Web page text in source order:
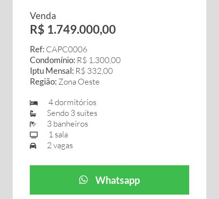
Venda
R$ 1.749.000,00
Ref: CAPC0006
Condomínio: R$ 1.300,00
Iptu Mensal: R$ 332,00
Região: Zona Oeste
4 dormitórios
Sendo 3 suítes
3 banheiros
1 sala
2 vagas
Whatsapp